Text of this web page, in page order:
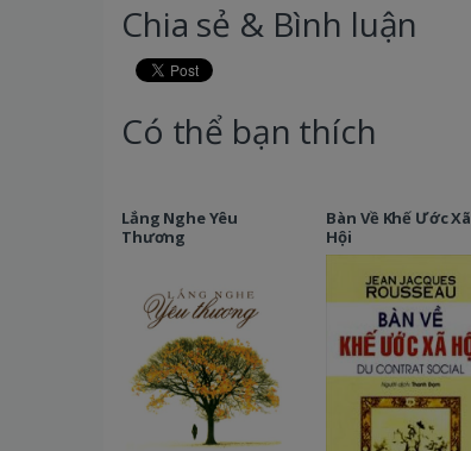
Chia sẻ & Bình luận
Có thể bạn thích
Lắng Nghe Yêu
Thương
Bàn Về Khế Ước Xã
Hội